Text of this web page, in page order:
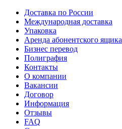
Доставка по России
Международная доставка
Упаковка
Аренда абонентского ящика
Бизнес перевод
Полиграфия
Контакты
О компании
Вакансии
Договор
Информация
Отзывы
FAQ